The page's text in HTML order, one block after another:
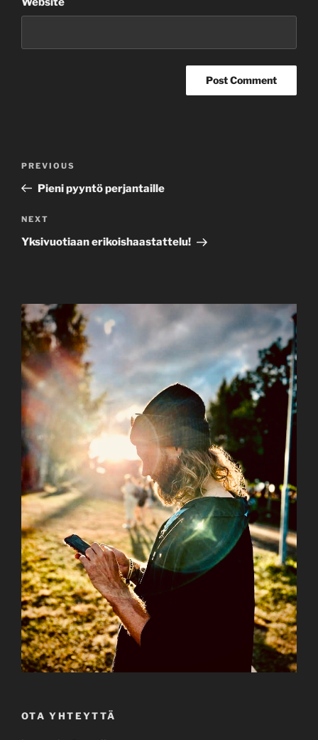
Previous
Post
PREVIOUS
Pieni pyyntö perjantaille
Next
Post
NEXT
Yksivuotiaan erikoishaastattelu!
OTA YHTEYTTÄ